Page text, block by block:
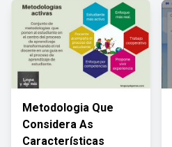
Metodologia Que
Considera As
Características